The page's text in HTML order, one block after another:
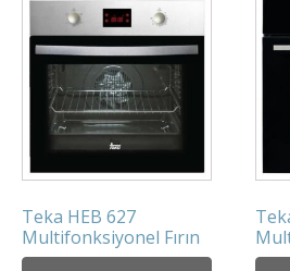
Teka HEB 627
Multifonksiyonel Fırın